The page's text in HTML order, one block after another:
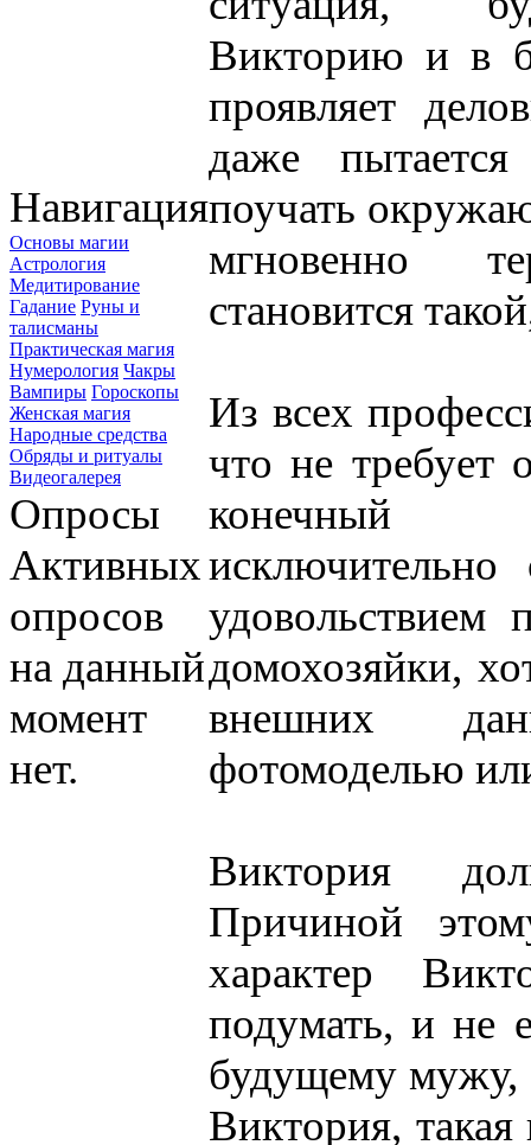
Навигация
Основы магии
Астрология
Медитирование
Гадание Руны и
талисманы
Практическая магия
Нумерология Чакры
Вампиры Гороскопы
Женская магия
Народные средства
Обряды и ритуалы
Видеогалерея
Опросы
Активных
опросов
на данный
момент
нет.
Викторию и в
проявляет
даже
поучать
мгновенно
становится
Из всех
что не требует
конечный
удовольствием
домохозяйки,
внешних
фотомоделью
Виктория
Причиной
характер
подумать, и не
будущему мужу,
Виктория, такая